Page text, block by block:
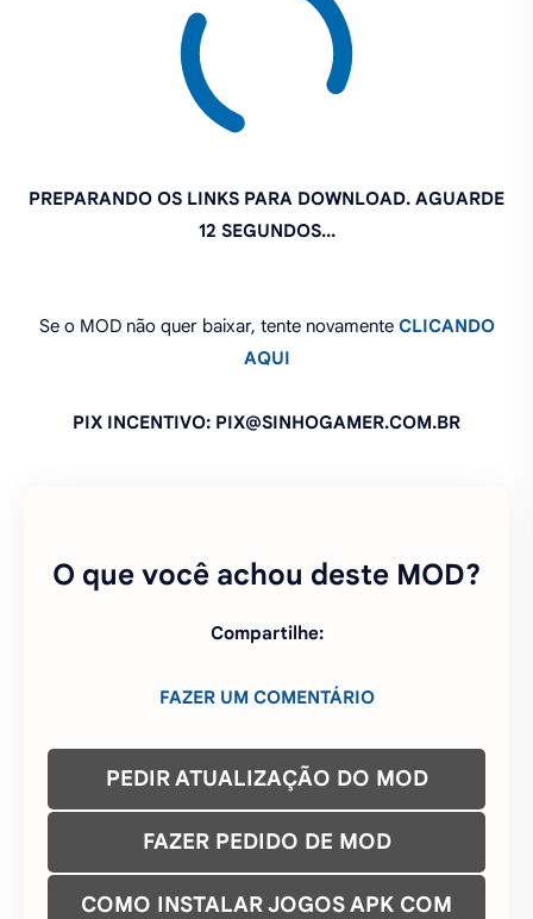
PREPARANDO OS LINKS PARA DOWNLOAD. AGUARDE
11 SEGUNDOS...
Se o MOD não quer baixar, tente novamente CLICANDO
AQUI
PIX INCENTIVO: PIX@SINHOGAMER.COM.BR
O que você achou deste MOD?
Compartilhe:
FAZER UM COMENTÁRIO
PEDIR ATUALIZAÇÃO DO MOD
FAZER PEDIDO DE MOD
COMO INSTALAR JOGOS APK COM